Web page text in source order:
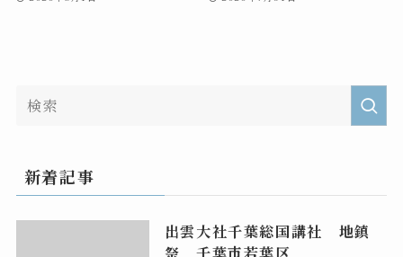
新着記事
出雲大社千葉総国講社 地鎮